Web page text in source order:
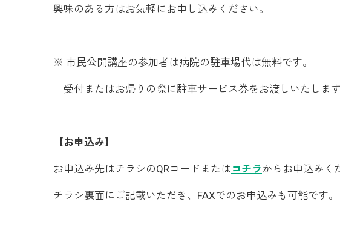
興味のある方はお気軽にお申し込みください。
※ 市民公開講座の参加者は病院の駐車場代は無料です。
受付またはお帰りの際に駐車サービス券をお渡しいたします
【お申込み】
お申込み先はチラシのQRコードまたは コチラからお申込みく
チラシ裏面にご記載いただき、FAXでのお申込みも可能です。